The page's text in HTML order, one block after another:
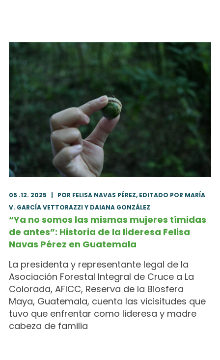
05 .12. 2025 | POR FELISA NAVAS PÉREZ, EDITADO POR MARÍA
V. GARCÍA VETTORAZZI Y DAIANA GONZÁLEZ
“Ya no somos las mismas mujeres tímidas
de antes”: Historia de la lideresa Felisa
Navas Pérez en Guatemala
La presidenta y representante legal de la
Asociación Forestal Integral de Cruce a La
Colorada, AFICC, Reserva de la Biosfera
Maya, Guatemala, cuenta las vicisitudes que
tuvo que enfrentar como lideresa y madre
cabeza de familia